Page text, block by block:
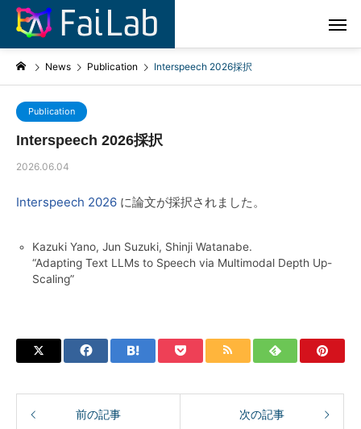
News Publication Interspeech 2026採択
Publication
Interspeech 2026採択
2026.06.04
Interspeech 2026 に論文が採択されました。
Kazuki Yano, Jun Suzuki, Shinji Watanabe.
“Adapting Text LLMs to Speech via Multimodal Depth Up-
Scaling”
前の記事 次の記事